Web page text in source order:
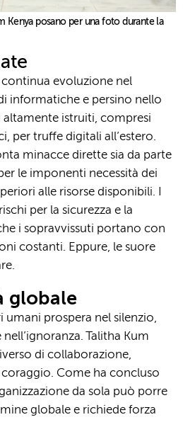
Kenya posano per una foto durante la
continua evoluzione nel
informatiche e persino nello
istruiti, compresi
per truffe digitali all’estero.
minacce dirette sia da parte
le imponenti necessità dei
alle risorse disponibili. I
per la sicurezza e la
i sopravvissuti portano con
costanti. Eppure, le suore
globale
umani prospera nel silenzio,
Talitha Kum
di collaborazione,
Come ha concluso
da sola può porre
globale e richiede forza